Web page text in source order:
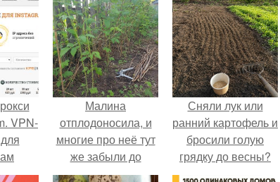
VPN-
Малина
отплодоносила, и
многие про неё тут
же забыли до
следующего лета.
Сняли лук или
ранний картофель и
бросили голую
грядку до весны?